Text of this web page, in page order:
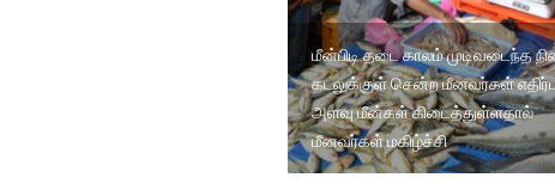
மீன்பிடி தடை காலம் முடிவடைந்த
கடலுக்குள் சென்ற மீனவர்கள்
அளவு மீன்கள் கிடைத்துள்ளதால்
மீனவர்கள் மகிழ்ச்சி